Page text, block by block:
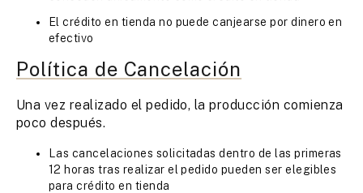
El crédito en tienda no puede canjearse por dinero en
efectivo
Política de Cancelación
Una vez realizado el pedido, la producción comienza
poco después.
Las cancelaciones solicitadas dentro de las primeras
12 horas tras realizar el pedido pueden ser elegibles
para crédito en tienda